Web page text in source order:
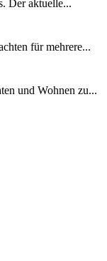
Der aktuelle...
für mehrere...
und Wohnen zu...